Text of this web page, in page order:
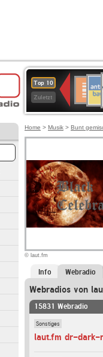
Top 10
Zuletzt
Kultur
Home > Musik > Bunt
© laut.fm
Info Webradio
Webradios von
15831 Webradio
Sonstiges
laut.fm dr-